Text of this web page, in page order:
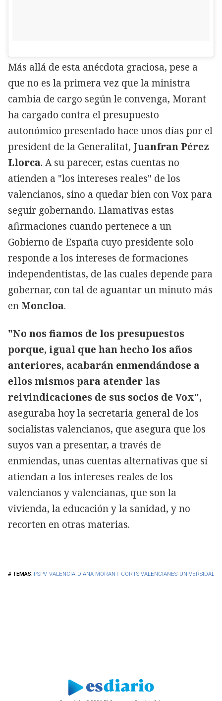
PSPV VALENCIA DIANA MORANT CORTS VALENCIANES UNIVERSIDADES
Más allá de esta anécdota graciosa, pese a
que no es la primera vez que la ministra
cambia de cargo según le convenga, Morant
ha cargado contra el presupuesto
autonómico presentado hace unos días por el
president de la Generalitat, Juanfran Pérez
Llorca. A su parecer, estas cuentas no
atienden a "los intereses reales" de los
valencianos, sino a quedar bien con Vox para
seguir gobernando. Llamativas estas
afirmaciones cuando pertenece a un
Gobierno de España cuyo presidente solo
responde a los intereses de formaciones
independentistas, de las cuales depende para
gobernar, con tal de aguantar un minuto más
en Moncloa.
"No nos fiamos de los presupuestos
porque, igual que han hecho los años
anteriores, acabarán enmendándose a
ellos mismos para atender las
reivindicaciones de sus socios de Vox",
aseguraba hoy la secretaria general de los
socialistas valencianos, que asegura que los
suyos van a presentar, a través de
enmiendas, unas cuentas alternativas que sí
atiendan a los intereses reales de los
valencianos y valencianas, que son la
vivienda, la educación y la sanidad, y no
recorten en otras materias.